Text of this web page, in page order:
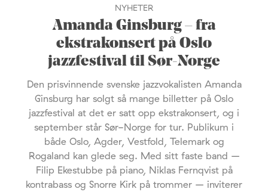
NYHETER
Amanda Ginsburg – fra
ekstrakonsert på Oslo
jazzfestival til Sør-Norge
Den prisvinnende svenske jazzvokalisten Amanda
Ginsburg har solgt så mange billetter på Oslo
jazzfestival at det er satt opp ekstrakonsert, og i
september står Sør-Norge for tur. Publikum i
både Oslo, Agder, Vestfold, Telemark og
Rogaland kan glede seg. Med sitt faste band –
Filip Ekestubbe på piano, Niklas Fernqvist på
kontrabass og Snorre Kirk på trommer – inviterer